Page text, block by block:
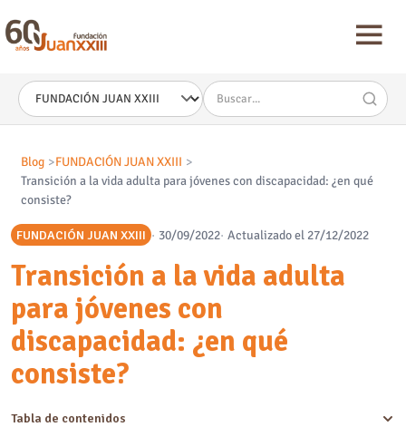
este
sitio
incluye
sistema
accesibilidad.
Blog
FUNDACIÓN JUAN XXIII
Transición a la vida adulta para jóvenes con discapacidad: ¿en qué
consiste?
FUNDACIÓN JUAN XXIII 30/09/2022 Actualizado el 27/12/2022
Transición a la vida adulta
para jóvenes con
discapacidad: ¿en qué
consiste?
Tabla de contenidos